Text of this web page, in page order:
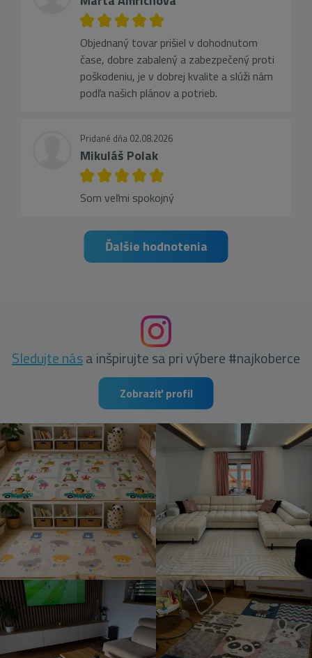
Objednaný tovar prišiel v dohodnutom
čase, dobre zabalený a zabezpečený proti
poškodeniu, je v dobrej kvalite a slúži nám
podľa našich plánov a potrieb.
Pridané dňa 02.08.2026
Mikuláš Polak
Som veľmi spokojný
Ďalšie hodnotenia
Sledujte nása inšpirujte sa pri výbere #najkoberce
Zobraziť profil